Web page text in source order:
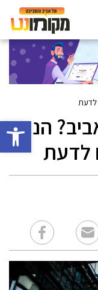
פתח
לדעת
הנה
לדעת